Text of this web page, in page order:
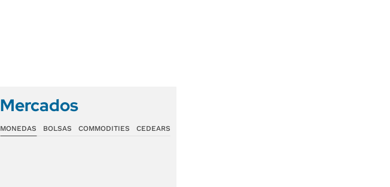
Mercados
MONEDAS BOLSAS COMMODITIES CEDEARS